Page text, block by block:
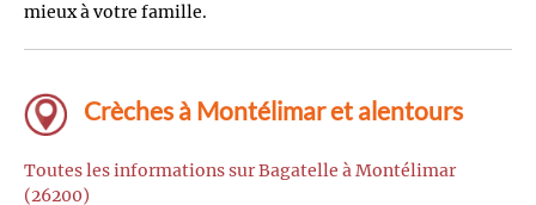
mieux à votre famille.
Crèches à Montélimar et alentours
Toutes les informations sur Bagatelle à Montélimar
(26200)